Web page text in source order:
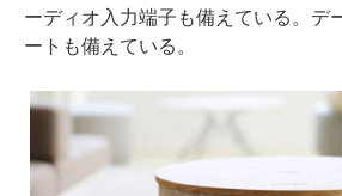
ーディオ入力端子も備えている。デ
ートも備えている。